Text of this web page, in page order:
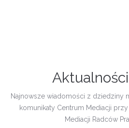
Aktualności
Najnowsze wiadomości z dziedziny
komunikaty Centrum Mediacji
Mediacji Radców